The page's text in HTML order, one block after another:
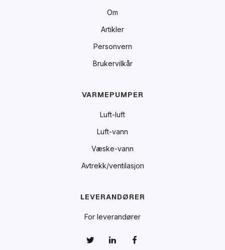
Om
Artikler
Personvern
Brukervilkår
VARMEPUMPER
Luft-luft
Luft-vann
Væske-vann
Avtrekk/ventilasjon
LEVERANDØRER
For leverandører